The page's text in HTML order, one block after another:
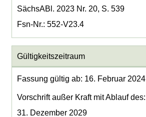
SächsABl. 2023 Nr. 20, S. 539
Fsn-Nr.: 552-V23.4
Gültigkeitszeitraum
Fassung gültig ab: 16. Februar 2024
Vorschrift außer Kraft mit Ablauf des:
31. Dezember 2029